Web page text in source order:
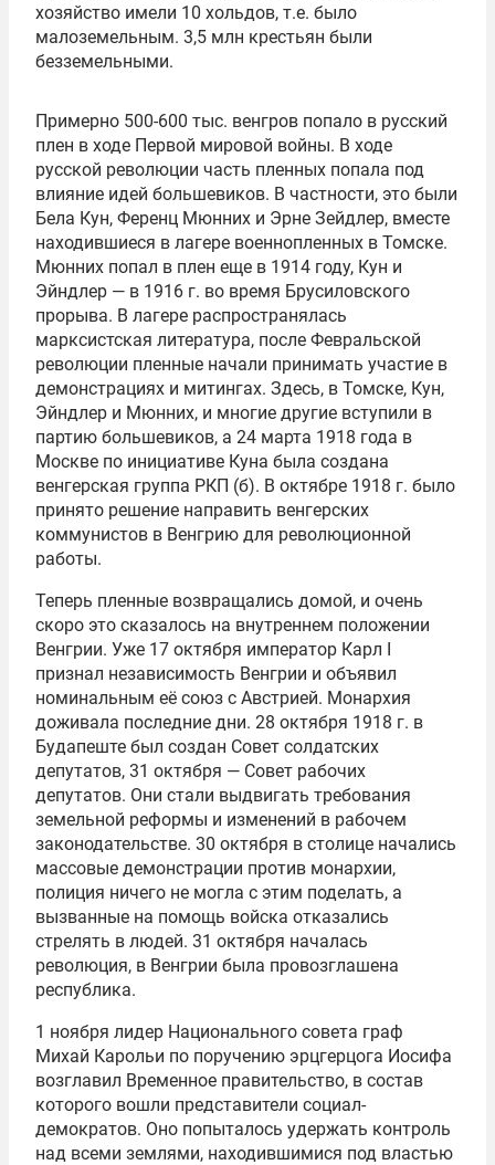
хозяйство имели 10 хольдов, т.е. было
малоземельным. 3,5 млн крестьян были
безземельными.
Примерно 500-600 тыс. венгров попало в русский
плен в ходе Первой мировой войны. В ходе
русской революции часть пленных попала под
влияние идей большевиков. В частности, это были
Бела Кун, Ференц Мюнних и Эрне Зейдлер, вместе
находившиеся в лагере военнопленных в Томске.
Мюнних попал в плен еще в 1914 году, Кун и
Эйндлер — в 1916 г. во время Брусиловского
прорыва. В лагере распространялась
марксистская литература, после Февральской
революции пленные начали принимать участие в
демонстрациях и митингах. Здесь, в Томске, Кун,
Эйндлер и Мюнних, и многие другие вступили в
партию большевиков, а 24 марта 1918 года в
Москве по инициативе Куна была создана
венгерская группа РКП (б). В октябре 1918 г. было
принято решение направить венгерских
коммунистов в Венгрию для революционной
работы.
Теперь пленные возвращались домой, и очень
скоро это сказалось на внутреннем положении
Венгрии. Уже 17 октября император Карл I
признал независимость Венгрии и объявил
номинальным её союз с Австрией. Монархия
доживала последние дни. 28 октября 1918 г. в
Будапеште был создан Совет солдатских
депутатов, 31 октября — Совет рабочих
депутатов. Они стали выдвигать требования
земельной реформы и изменений в рабочем
законодательстве. 30 октября в столице начались
массовые демонстрации против монархии,
полиция ничего не могла с этим поделать, а
вызванные на помощь войска отказались
стрелять в людей. 31 октября началась
революция, в Венгрии была провозглашена
республика.
1 ноября лидер Национального совета граф
Михай Карольи по поручению эрцгерцога Иосифа
возглавил Временное правительство, в состав
которого вошли представители социал-
демократов. Оно попыталось удержать контроль
над всеми землями, находившимися под властью